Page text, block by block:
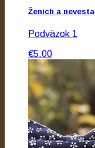
Ženích a nevesta
Podväzok 1
€5.00